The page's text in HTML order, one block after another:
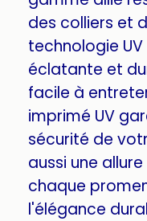
des colliers et
technologie
éclatante et
facile à
imprimé UV
sécurité de
aussi une
chaque
l'élégance